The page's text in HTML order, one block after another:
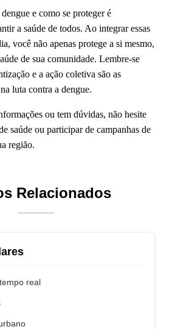
e como se proteger é
a saúde de todos. Ao integrar essas
você não apenas protege a si mesmo,
de sua comunidade. Lembre-se
e a ação coletiva são as
luta contra a dengue.
ou tem dúvidas, não hesite
saúde ou participar de campanhas de
região.
Relacionados
real